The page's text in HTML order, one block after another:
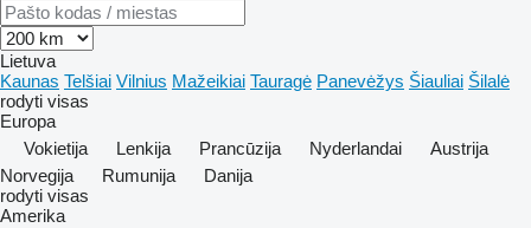
Lietuva
Kaunas Telšiai Vilnius Mažeikiai Tauragė Panevėžys Šiauliai Šilalė
rodyti visas
Europa
Vokietija
Lenkija Prancūzija Nyderlandai
Austrija
Norvegija
Rumunija
Danija
rodyti visas
Amerika